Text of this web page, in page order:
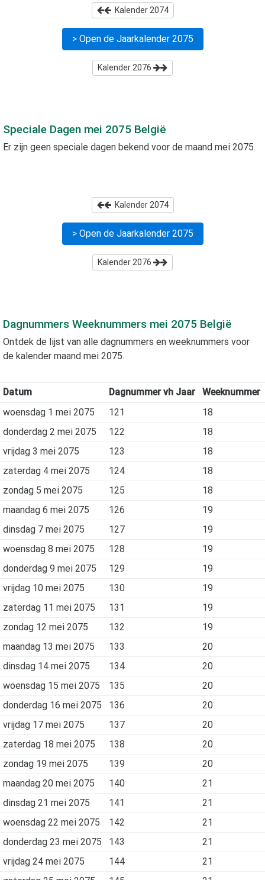
Kalender 2074
> Open de Jaarkalender 2075
Kalender 2076
Speciale Dagen mei 2075 België
Er zijn geen speciale dagen bekend voor de maand mei 2075.
Kalender 2074
> Open de Jaarkalender 2075
Kalender 2076
Dagnummers Weeknummers mei 2075 België
Ontdek de lijst van alle dagnummers en weeknummers voor
de kalender maand mei 2075.
Datum Dagnummer vh Jaar
Weeknummer
woensdag 1 mei 2075
121
18
donderdag 2 mei 2075
122
18
vrijdag 3 mei 2075
123
18
zaterdag 4 mei 2075
124
18
zondag 5 mei 2075
125
18
maandag 6 mei 2075
126
19
dinsdag 7 mei 2075
127
19
woensdag 8 mei 2075
128
19
donderdag 9 mei 2075
129
19
vrijdag 10 mei 2075
130
19
zaterdag 11 mei 2075
131
19
zondag 12 mei 2075
132
19
maandag 13 mei 2075
133
20
dinsdag 14 mei 2075
134
20
woensdag 15 mei 2075
135
20
donderdag 16 mei 2075
136
20
vrijdag 17 mei 2075
137
20
zaterdag 18 mei 2075
138
20
zondag 19 mei 2075
139
20
maandag 20 mei 2075
140
21
dinsdag 21 mei 2075
141
21
woensdag 22 mei 2075
142
21
donderdag 23 mei 2075
143
21
vrijdag 24 mei 2075
144
21